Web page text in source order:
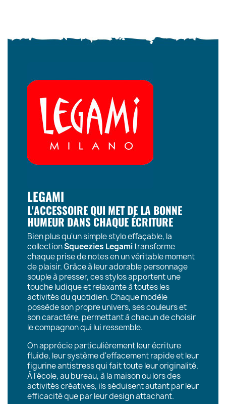
LEGAMI
L'ACCESSOIRE QUI MET DE LA BONNE
HUMEUR DANS CHAQUE ÉCRITURE
Bien plus qu'un simple stylo effaçable, la
collectionSqueezies Legamitransforme
chaque prise de notes en un véritable moment
de plaisir. Grâce à leur adorable personnage
souple à presser, ces stylos apportent une
touche ludique et relaxante à toutes les
activités du quotidien. Chaque modèle
possède son propre univers, ses couleurs et
son caractère, permettant à chacun de choisir
le compagnon qui lui ressemble.
On apprécie particulièrement leur écriture
fluide, leur système d'effacement rapide et leur
figurine antistress qui fait toute leur originalité.
À l'école, au bureau, à la maison ou lors des
activités créatives, ils séduisent autant par leur
efficacité que par leur design attachant.